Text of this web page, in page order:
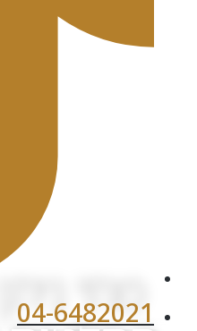
04-6482021
מתי